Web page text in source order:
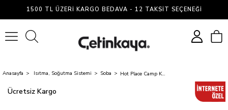
1500 TL ÜZERI KARGO BEDAVA - 12 TAKSIT SEÇENEĞI
Anasayfa Isıtma, Soğutma Sistemi Soba Hot Place Camp Kamp Sobası Kuzineli
Ücretsiz Kargo